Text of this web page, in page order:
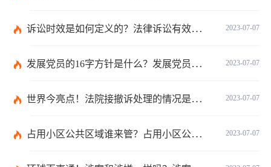
2023-07-07
诉讼时效是如何定义的？法律诉讼有效期是多久？
2023-07-07
发展党员的16字方针是什么？发展党员程序有哪些？ 全球消息
2023-07-07
世界今亮点！法院接撤诉处理的情况是什么？离婚案件撤诉后什么时候可以再起诉？
2023-07-07
占用小区公共区域谁来管？占用小区公共区域违法吗？